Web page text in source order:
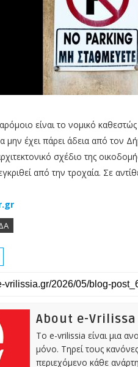
είναι το νομικό
μην έχει πάρει άδεια από τον
σχέδιο της
από την τροχαία. Σε
About e-Vrilissa
Το e-vrilissia είναι μια
μόνο. Τηρεί τους
περιεχόμενο κάθε